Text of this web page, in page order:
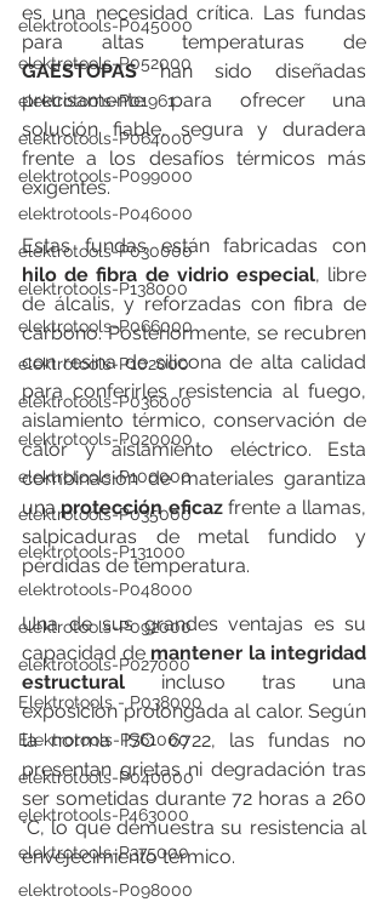
elektrotools-P045000
elektrotools-P052000
elektrotools-P01961
elektrotools-P064000
elektrotools-P099000
elektrotools-P046000
elektrotools-P030000
elektrotools-P138000
elektrotools-P066000
elektrotools-P102000
elektrotools-P036000
elektrotools-P020000
elektrotools-P100000
elektrotools-P035000
elektrotools-P131000
elektrotools-P048000
elektrotools-P092000
elektrotools-P027000
Elektrotools - P038000
Elektrotools-P761000
elektrotools-P040000
elektrotools-P463000
elektrotools-P375000
elektrotools-P098000
es una necesidad crítica. Las fundas
GAESTOPAS han sido diseñadas
precisamente para ofrecer una
solución fiable, segura y duradera
frente a los desafíos térmicos más
exigentes.
hilo de fibra de vidrio especial, libre
de álcalis, y reforzadas con fibra de
carbono. Posteriormente, se recubren
con resina de silicona de alta calidad
para conferirles resistencia al fuego,
aislamiento térmico, conservación de
calor y aislamiento eléctrico. Esta
combinación de materiales garantiza
una protección eficaz frente a llamas,
salpicaduras de metal fundido y
pérdidas de temperatura.
Una de sus grandes ventajas es su
capacidad de mantener la integridad
estructural incluso tras una
exposición prolongada al calor. Según
la norma ISO 6722, las fundas no
presentan grietas ni degradación tras
ser sometidas durante 72 horas a 260
°C, lo que demuestra su resistencia al
envejecimiento térmico.